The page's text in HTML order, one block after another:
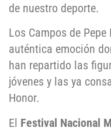
de nuestro deporte.
Los Campos de
auténtica emoción
han repartido las
jóvenes y las ya
Honor.
El Festival Nacional